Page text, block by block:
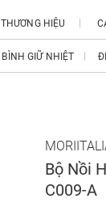
THƯƠNG HIỆU
BÌNH GIỮ NHIỆT
Bộ Nồi
C009-A